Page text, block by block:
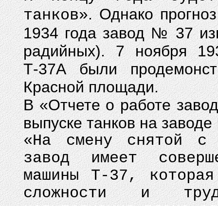
танков». Однако
1934 года завод № 37
радийных). 7 ноября
Т-37А были
Красной площади.
В «Отчете о работе
выпуске танков на
«На смену снятой с
завод имеет
машины Т-37, которая
сложности и